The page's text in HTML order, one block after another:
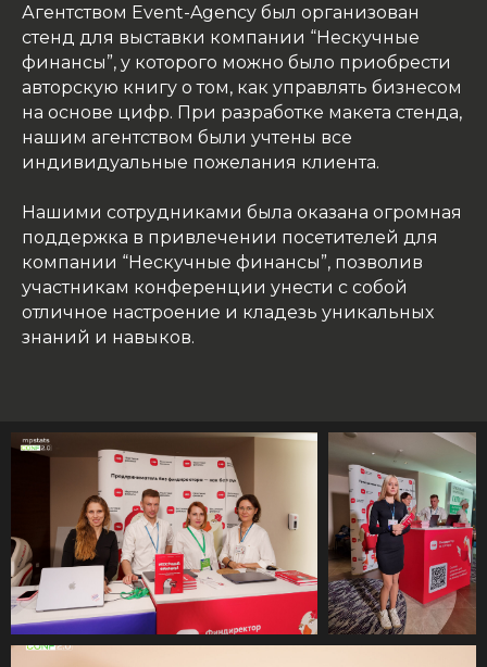
Агентством Event-Agency был организован
стенд для выставки компании “Нескучные
финансы”, у которого можно было приобрести
авторскую книгу о том, как управлять бизнесом
на основе цифр. При разработке макета стенда,
нашим агентством были учтены все
индивидуальные пожелания клиента.
Нашими сотрудниками была оказана огромная
поддержка в привлечении посетителей для
компании “Нескучные финансы”, позволив
участникам конференции унести с собой
отличное настроение и кладезь уникальных
знаний и навыков.